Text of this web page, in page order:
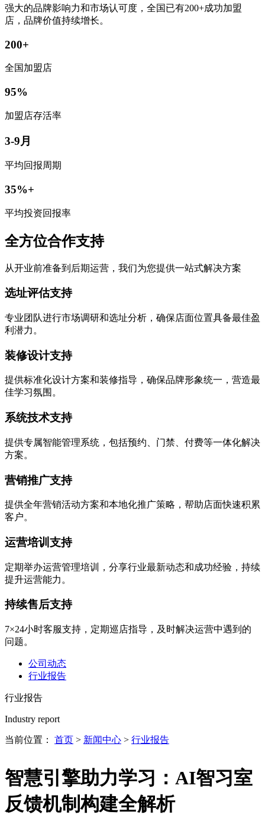
强大的品牌影响力和市场认可度，全国已有200+成功加盟
店，品牌价值持续增长。
200+
全国加盟店
95%
加盟店存活率
3-9月
平均回报周期
35%+
平均投资回报率
全方位合作支持
从开业前准备到后期运营，我们为您提供一站式解决方案
选址评估支持
专业团队进行市场调研和选址分析，确保店面位置具备最佳盈
利潜力。
装修设计支持
提供标准化设计方案和装修指导，确保品牌形象统一，营造最
佳学习氛围。
系统技术支持
提供专属智能管理系统，包括预约、门禁、付费等一体化解决
方案。
营销推广支持
提供全年营销活动方案和本地化推广策略，帮助店面快速积累
客户。
运营培训支持
定期举办运营管理培训，分享行业最新动态和成功经验，持续
提升运营能力。
持续售后支持
7×24小时客服支持，定期巡店指导，及时解决运营中遇到的
问题。
公司动态
行业报告
行业报告
Industry report
当前位置： 首页 > 新闻中心 > 行业报告
智慧引擎助力学习：AI智习室
反馈机制构建全解析